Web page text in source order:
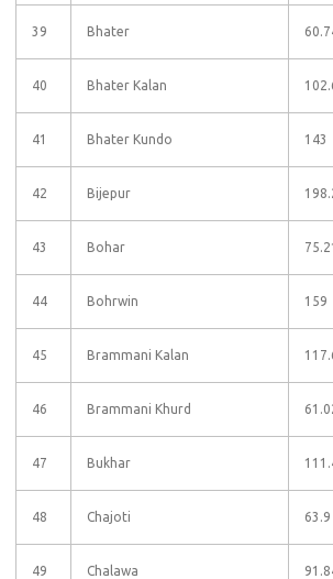
39 Bhater
40 Bhater Kalan
41 Bhater Kundo 143
42 Bijepur
43 Bohar
44 Bohrwin 159
45 Brammani Kalan
46 Brammani Khurd
47 Bukhar
48 Chajoti 63.9
49 Chalawa